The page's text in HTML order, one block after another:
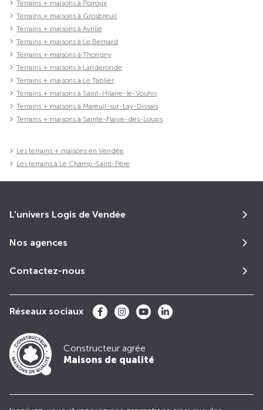
Terrains + maisons à Poiroux
Terrains + maisons à Grosbreuil
Terrains + maisons à Avrillé
Terrains + maisons à Le Bernard
Terrains + maisons à Thorigny
Terrains + maisons à Landeronde
Terrains + maisons à Le Tablier
Terrains + maisons à Saint-Hilaire-le-Vouhis
Terrains + maisons à Mareuil-sur-Lay-Dissais
Terrains + maisons à Sainte-Flaive-des-Loups
Les terrains + maisons en Vendée
Les terrains à Le Champ-Saint-Père
L'univers Logis de Vendée
Nos agences
Contactez-nous
Réseaux sociaux
Constructeur agrée
Maisons de qualité